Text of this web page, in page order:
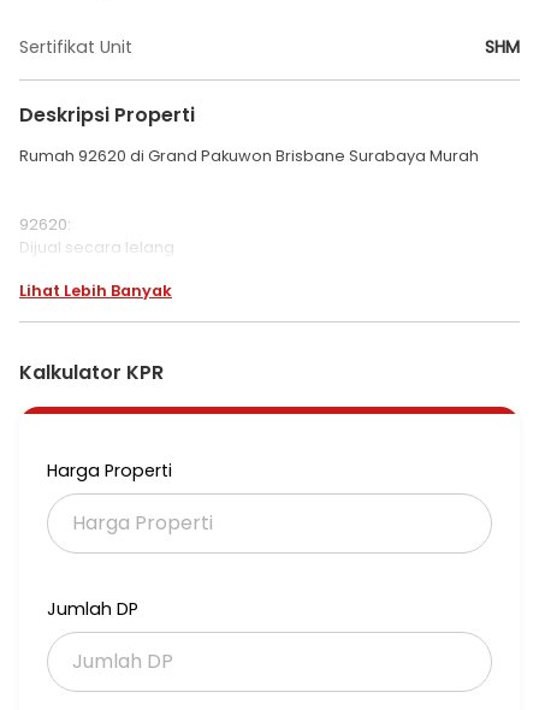
Sertifikat Unit SHM
Deskripsi Properti
Rumah 92620 di Grand Pakuwon Brisbane Surabaya Murah
92620:
Dijual secara lelang
PERUM. GRAND PAKUWON KOMPLEK BRISBANE TYPE CORBEY,
Luas Tanah: 144m
SHM
Cash
exclud tax n bia lainnya
Lihat Lebih Banyak
Kalkulator KPR
Harga Properti
Jumlah DP